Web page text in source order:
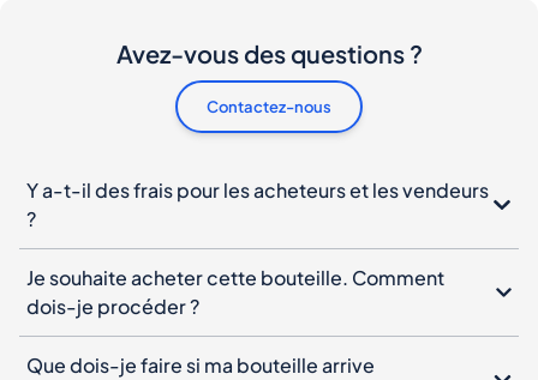
Avez-vous des questions ?
Contactez-nous
Y a-t-il des frais pour les acheteurs et les vendeurs
?
Je souhaite acheter cette bouteille. Comment
dois-je procéder ?
Que dois-je faire si ma bouteille arrive